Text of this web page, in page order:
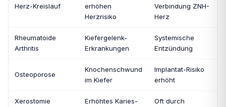
Herz-Kreislauf
erhöhen
Herzrisiko
Verbindung ZNH-
Herz
Rheumatoide
Arthritis
Kiefergelenk-
Erkrankungen
Systemische
Entzündung
Osteoporose
Knochenschwund
im Kiefer
Implantat-Risiko
erhöht
Xerostomie
Erhöhtes Karies-
Oft durch